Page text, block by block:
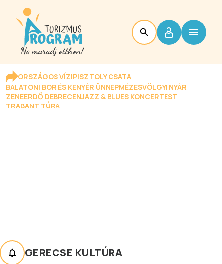
ORSZÁGOS VÍZIPISZTOLY CSATA
BALATONI BOR ÉS KENYÉR ÜNNEPMÉZESVÖLGYI NYÁR
ZENEERDŐ DEBRECENJAZZ & BLUES KONCERTEST
TRABANT TÚRA
GERECSE KULTÚRA